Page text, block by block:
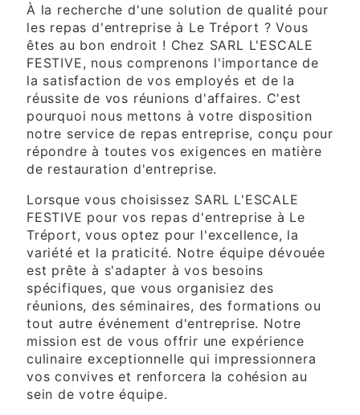
À la recherche d'une solution de qualité pour
les repas d'entreprise à Le Tréport ? Vous
êtes au bon endroit ! Chez SARL L'ESCALE
FESTIVE, nous comprenons l'importance de
la satisfaction de vos employés et de la
réussite de vos réunions d'affaires. C'est
pourquoi nous mettons à votre disposition
notre service de repas entreprise, conçu pour
répondre à toutes vos exigences en matière
de restauration d'entreprise.
Lorsque vous choisissez SARL L'ESCALE
FESTIVE pour vos repas d'entreprise à Le
Tréport, vous optez pour l'excellence, la
variété et la praticité. Notre équipe dévouée
est prête à s'adapter à vos besoins
spécifiques, que vous organisiez des
réunions, des séminaires, des formations ou
tout autre événement d'entreprise. Notre
mission est de vous offrir une expérience
culinaire exceptionnelle qui impressionnera
vos convives et renforcera la cohésion au
sein de votre équipe.